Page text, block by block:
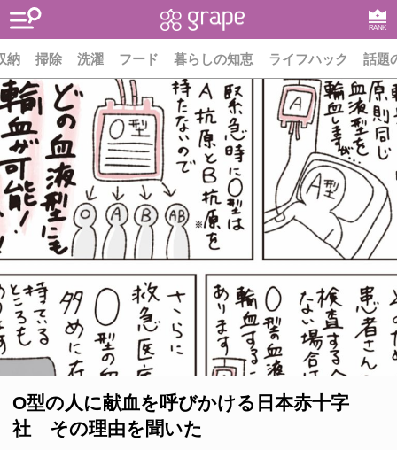
RANK
納 掃除 洗濯 フード 暮らしの知恵 ライフハック 話題
O型の人に献血を呼びかける日本赤十字
社 その理由を聞いた